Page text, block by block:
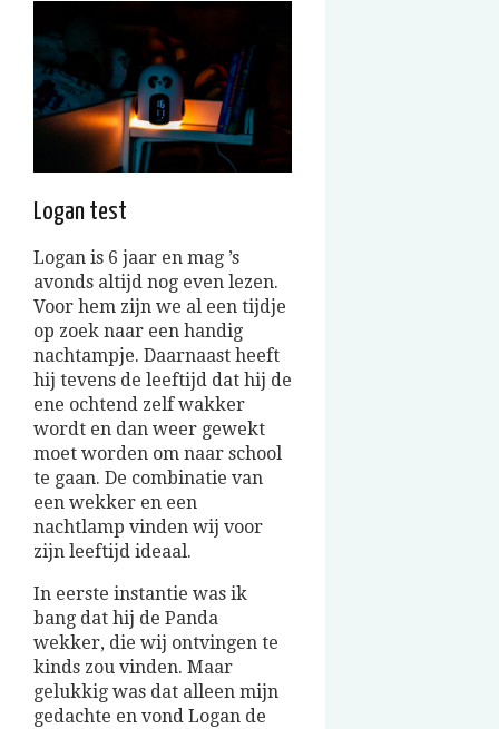
Logan test
Logan is 6 jaar en mag ’s
avonds altijd nog even lezen.
Voor hem zijn we al een tijdje
op zoek naar een handig
nachtampje. Daarnaast heeft
hij tevens de leeftijd dat hij de
ene ochtend zelf wakker
wordt en dan weer gewekt
moet worden om naar school
te gaan. De combinatie van
een wekker en een
nachtlamp vinden wij voor
zijn leeftijd ideaal.
In eerste instantie was ik
bang dat hij de Panda
wekker, die wij ontvingen te
kinds zou vinden. Maar
gelukkig was dat alleen mijn
gedachte en vond Logan de